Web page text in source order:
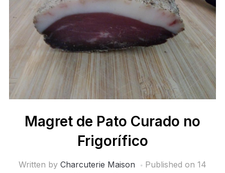
Magret de Pato Curado no
Frigorífico
Written by Charcuterie Maison Published on 14